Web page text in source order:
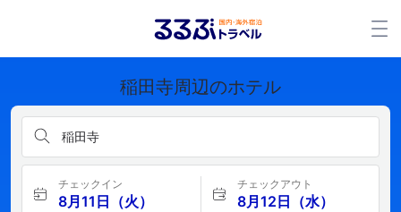
稲田寺周辺のホテル
稲田寺
チェックイン
8月11日（火）
チェックアウト
8月12日（水）